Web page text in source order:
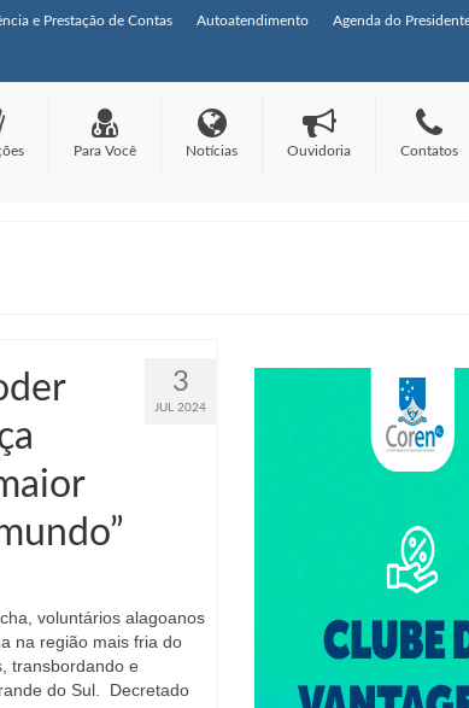
e Prestação de Contas Autoatendimento Agenda do
Para Você Notícias Ouvidoria Contatos
3
JUL 2024
voluntários alagoanos
na região mais fria do
transbordando e
do Sul. Decretado